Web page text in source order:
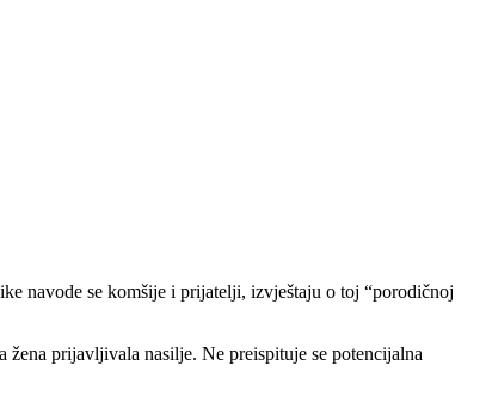
navode se komšije i prijatelji, izvještaju o toj “porodičnoj
prijavljivala nasilje. Ne preispituje se potencijalna